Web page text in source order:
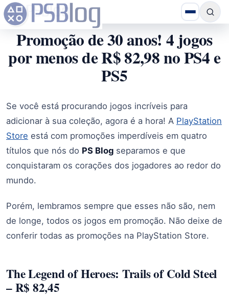
Promoção de 30 anos! 4 jogos
por menos de R$ 82,98 no PS4 e
PS5
Se você está procurando jogos incríveis para
adicionar à sua coleção, agora é a hora! A PlayStation
Store está com promoções imperdíveis em quatro
títulos que nós do PS Blog separamos e que
conquistaram os corações dos jogadores ao redor do
mundo.
Porém, lembramos sempre que esses não são, nem
de longe, todos os jogos em promoção. Não deixe de
conferir todas as promoções na PlayStation Store.
The Legend of Heroes: Trails of Cold Steel
– R$ 82,45